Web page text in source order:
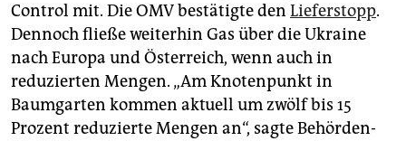
Control mit. Die OMV bestätigte den Lieferstopp.
Dennoch fließe weiterhin Gas über die Ukraine
nach Europa und Österreich, wenn auch in
reduzierten Mengen. „Am Knotenpunkt in
Baumgarten kommen aktuell um zwölf bis 15
Prozent reduzierte Mengen an“, sagte Behörden-